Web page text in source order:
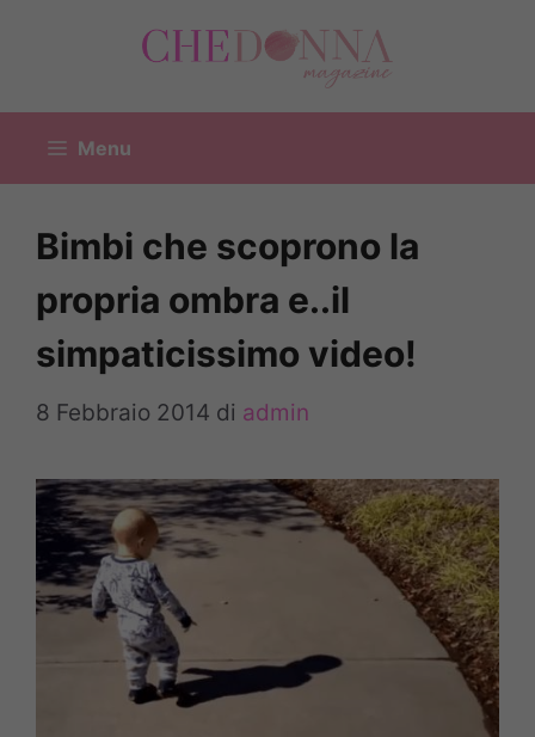
Menu
Bimbi che scoprono la
propria ombra e..il
simpaticissimo video!
8 Febbraio 2014 di admin